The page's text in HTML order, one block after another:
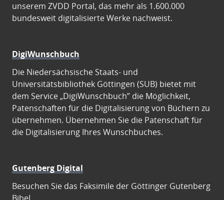
unserem ZVDD Portal, das mehr als 1.600.000
bundesweit digitalisierte Werke nachweist.
DigiWunschbuch
Die Niedersächsische Staats- und
Universitätsbibliothek Göttingen (SUB) bietet mit
dem Service „DigiWunschbuch” die Möglichkeit,
Patenschaften für die Digitalisierung von Büchern zu
übernehmen. Übernehmen Sie die Patenschaft für
die Digitalisierung Ihres Wunschbuches.
Gutenberg Digital
Besuchen Sie das Faksimile der Göttinger Gutenberg